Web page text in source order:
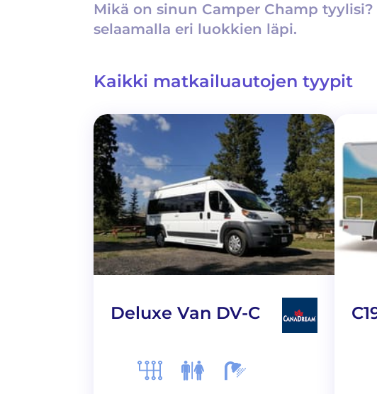
Mikä on sinun Camper Champ
selaamalla eri luokkien läpi.
Kaikki matkailuautojen tyypit
Deluxe Van DV-C